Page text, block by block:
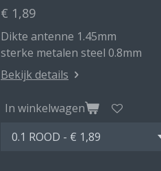
€ 1,89
Dikte antenne 1.45mm
sterke metalen steel 0.8mm
Bekijk details
In winkelwagen